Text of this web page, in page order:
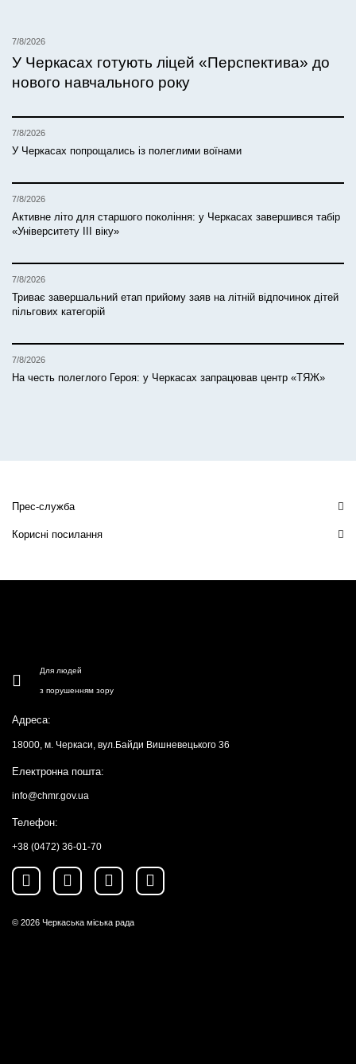
7/8/2026
У Черкасах готують ліцей «Перспектива» до
нового навчального року
7/8/2026
У Черкасах попрощались із полеглими воїнами
7/8/2026
Активне літо для старшого покоління: у Черкасах завершився табір
«Університету ІІІ віку»
7/8/2026
Триває завершальний етап прийому заяв на літній відпочинок дітей
пільгових категорій
7/8/2026
На честь полеглого Героя: у Черкасах запрацював центр «ТЯЖ»
Прес-служба
Корисні посилання
Для людей
з порушенням зору
Адреса:
18000, м. Черкаси, вул.Байди Вишневецького 36
Електронна пошта:
info@chmr.gov.ua
Телефон:
+38 (0472) 36-01-70
© 2026 Черкаська міська рада